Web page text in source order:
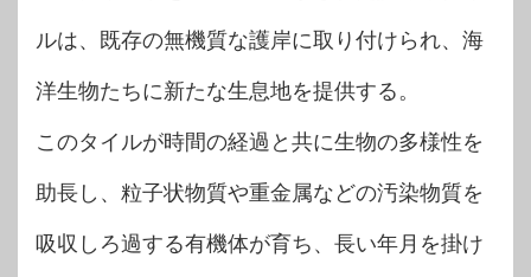
ルは、既存の無機質な護岸に取り付けられ、海
洋生物たちに新たな生息地を提供する。
このタイルが時間の経過と共に生物の多様性を
助長し、粒子状物質や重金属などの汚染物質を
吸収しろ過する有機体が育ち、長い年月を掛け